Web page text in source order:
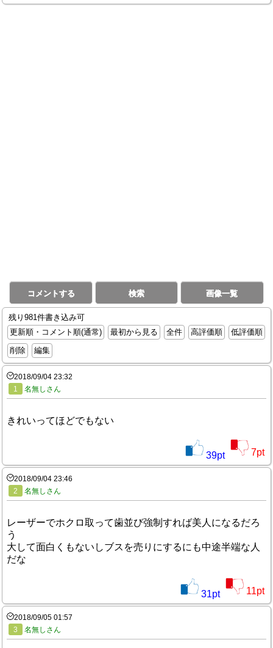
コメントする 検索 画像一覧
残り981件書き込み可
更新順・コメント順(通常)
最初から見る 全件 高評価順
低評価順
削除
編集
2018/09/04 23:32
1
名無しさん
きれいってほどでもない
39pt 7pt
2018/09/04 23:46
2
名無しさん
レーザーでホクロ取って歯並び強制すれば美人になるだろ
う
大して面白くもないしブスを売りにするにも中途半端な人
だな
31pt 11pt
2018/09/05 01:57
3
名無しさん